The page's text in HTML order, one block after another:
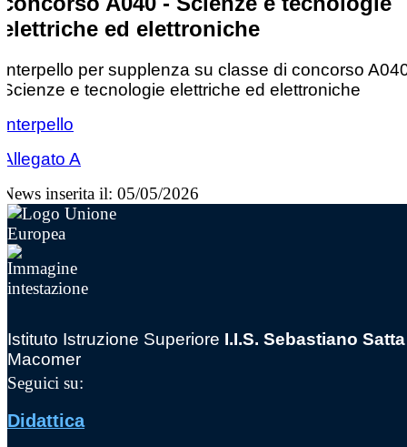
elettriche ed elettroniche
Interpello per supplenza su classe di concorso
Scienze e tecnologie elettriche ed elettroniche
Interpello
Allegato A
News inserita il: 05/05/2026
Istituto Istruzione Superiore I.I.S. Sebastiano Satta
Macomer
Seguici su:
Didattica